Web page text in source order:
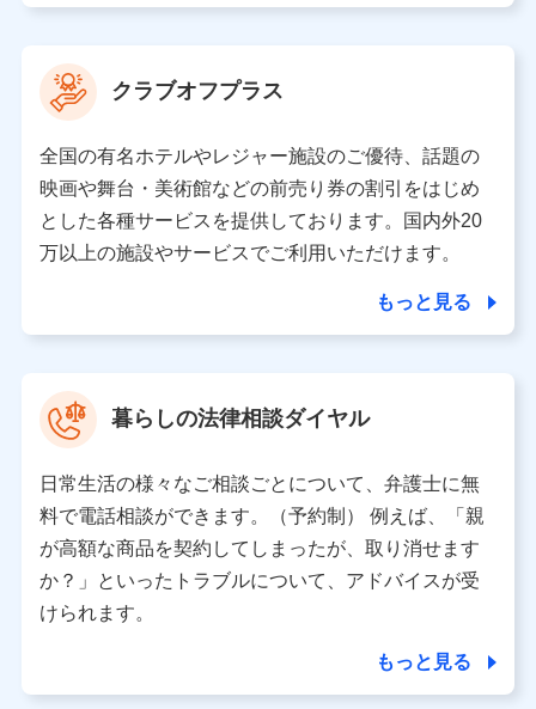
当社は利用目的の達成に必要な範囲内において個人情報
の取り扱いの全部または一部を委託する場合がありま
す。
個人データの共同利用
当社は株式会社NTTドコモとの間で、以下のとおり個
人データを共同利用します。
氏名、電話番号、メールアドレス、お客さまの識別子、属
性、連絡先、dポイントサービスのご利用に関する情報。例
として、dポイントカード番号、性別、年齢、家族構成、住
所、dポイント残高、dポイント利用履歴などが含まれます。
利用情報
当社又は株式会社NTTドコモが提供する各種サービスなどの
ご契約・ご利用などに関する情報。例として、当社又は株式
会社NTTドコモが提供する各種サービスのご契約状態・ご利
用履歴インターネット利用時の行動に関する情報、アプリケ
ーション利用時の行動に関する情報、購入されたサービスや
当社又は株式会社NTTドコモが提供する保険関連サービスに
クラブオフプラス
全国の有名ホテルやレジャー施設のご優待、話題の
映画や舞台・美術館などの前売り券の割引をはじめ
とした各種サービスを提供しております。国内外20
万以上の施設やサービスでご利用いただけます。
もっと見る
暮らしの法律相談ダイヤル
日常生活の様々なご相談ごとについて、弁護士に無
料で電話相談ができます。（予約制） 例えば、「親
が高額な商品を契約してしまったが、取り消せます
か？」といったトラブルについて、アドバイスが受
けられます。
もっと見る